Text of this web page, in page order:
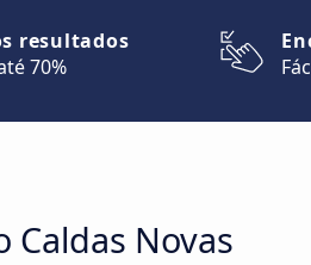
resultados
70%
Novas